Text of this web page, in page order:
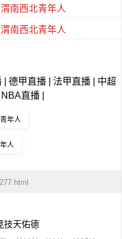
南西北青年人
南西北青年人
德甲直播 法甲直播
中超
NBA直播
年人
人
技天佑德